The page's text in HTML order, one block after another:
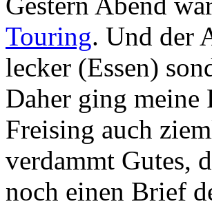
Touring. Und der
lecker (Essen)
Daher ging meine
Freising auch
verdammt Gutes,
noch einen Brief